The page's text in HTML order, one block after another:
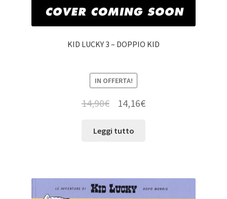
KID LUCKY 3 – DOPPIO KID
IN OFFERTA!
14,90€ 14,16€
Leggi tutto